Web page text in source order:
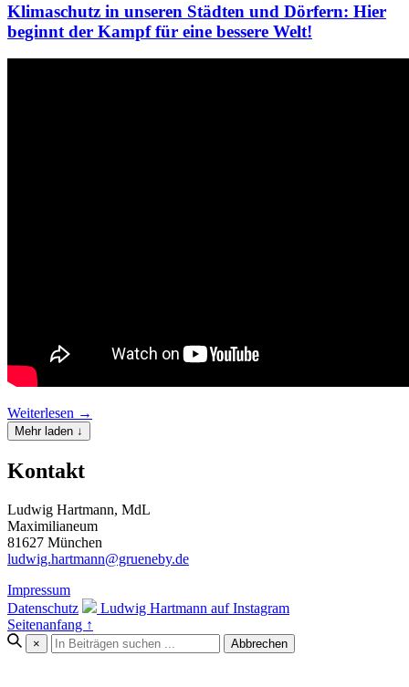
Klimaschutz in unseren Städten und Dörfern: Hier
beginnt der Kampf für eine bessere Welt!
Weiterlesen →
Mehr laden ↓
Kontakt
Ludwig Hartmann, MdL
Maximilianeum
81627 München
ludwig.hartmann@grueneby.de
Impressum
Datenschutz
Ludwig Hartmann auf Instagram
Seitenanfang ↑
× Abbrechen